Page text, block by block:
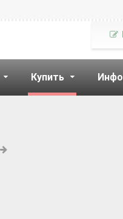
Купить